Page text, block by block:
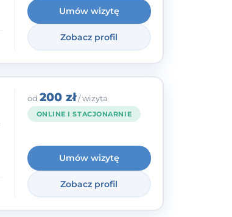
Umów wizytę
Zobacz profil
od 200 zł/ wizyta
ONLINE I STACJONARNIE
Umów wizytę
Zobacz profil